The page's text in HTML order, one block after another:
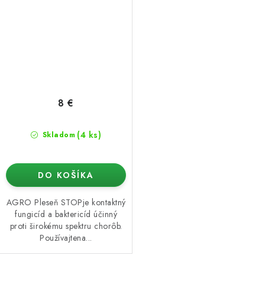
Skladom (4 ks)
8 €
DO KOŠÍKA
AGRO Pleseň STOPje kontaktný
fungicíd a baktericíd účinný
proti širokému spektru chorôb.
Používajtena...